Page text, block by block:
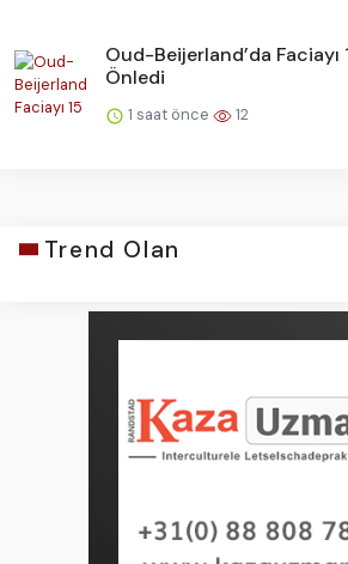
Oud-Beijerland’da Faciayı
Önledi
1 saat önce 12
Trend Olan